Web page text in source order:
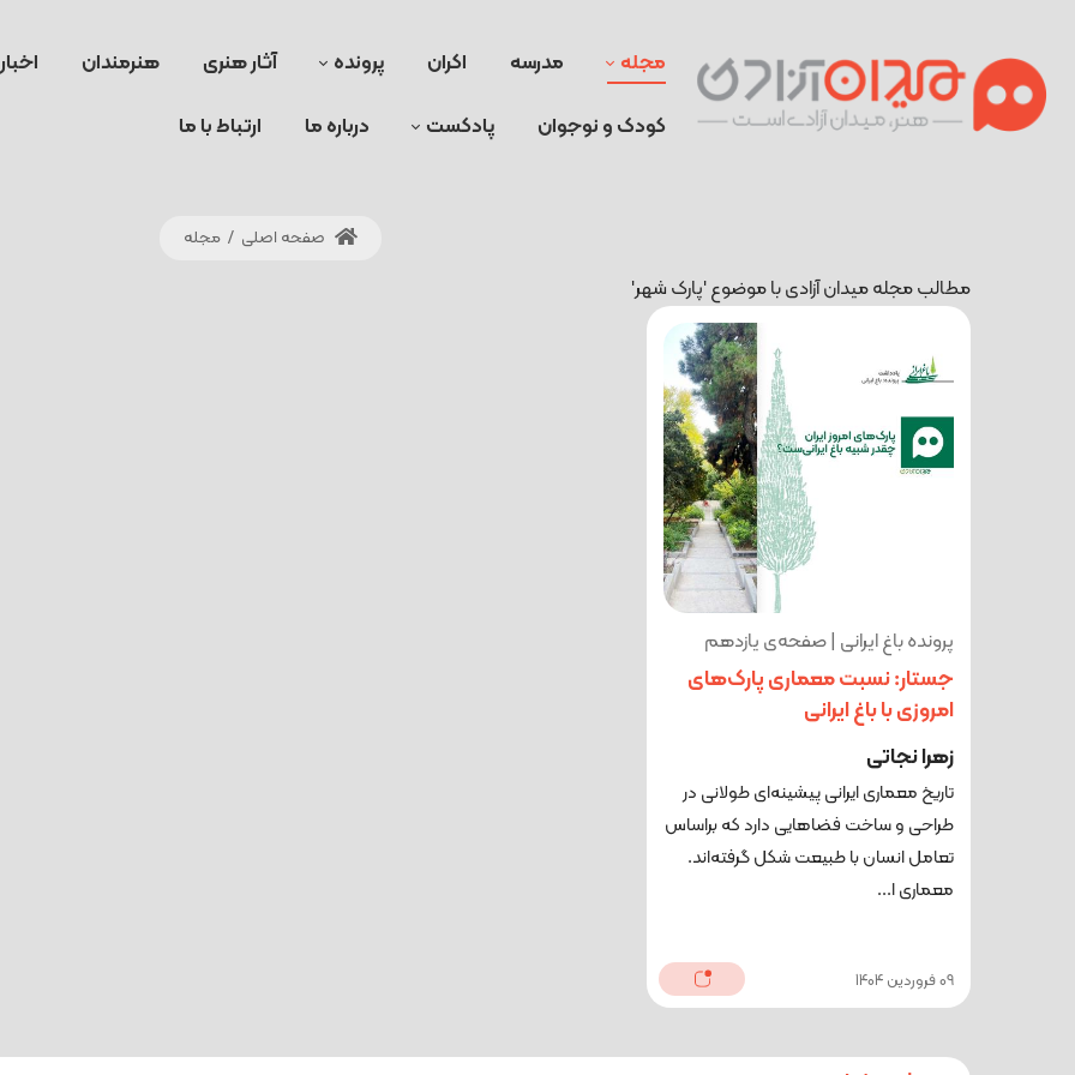
مجله مدرسه اکران پرونده آثار هنری هنرمندان
کودک و نوجوان پادکست درباره ما ارتباط با ما
صفحه اصلی / مجله
مطالب مجله میدان آزادی با موضوع 'پارک شهر'
پرونده باغ ایرانی | صفحه‌ی یازدهم
جستار: نسبت معماری پارک‌های
امروزی با باغ ایرانی
زهرا نجاتی
تاریخ معماری ایرانی پیشینه‌ای طولانی در
طراحی و ساخت فضاهایی دارد که براساس
تعامل انسان با طبیعت شکل گرفته‌اند.
معماری ا...
09 فروردین 1404